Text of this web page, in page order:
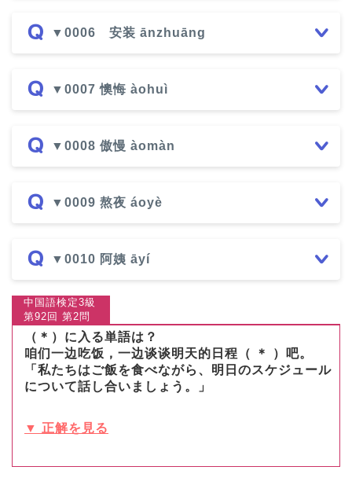
▼0006 安装 ānzhuāng
▼0007 懊悔 àohuì
▼0008 傲慢 àomàn
▼0009 熬夜 áoyè
▼0010 阿姨 āyí
中国語検定3級
第92回 第2問
（＊）に入る単語は？
咱们一边吃饭，一边谈谈明天的日程（ ＊ ）吧。
「私たちはご飯を食べながら、明日のスケジュール
について話し合いましょう。」
▼ 正解を見る